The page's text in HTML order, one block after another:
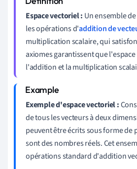
Espace vectoriel : Un ensemble
les opérations d'addition de
multiplication scalaire, qui
axiomes garantissent que
l'addition et la multiplication
Exemple d'espace vectoriel :
de tous les vecteurs à deux
peuvent être écrits sous forme de
sont des nombres réels. Cet
opérations standard d'addition